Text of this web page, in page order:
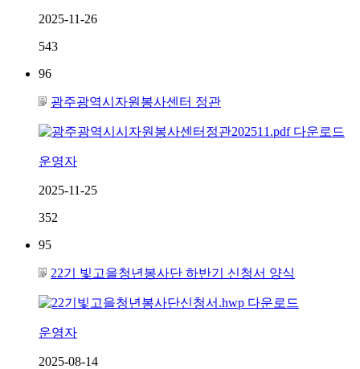
2025-11-26
543
96
광주광역시자원봉사센터 정관
운영자
2025-11-25
352
95
22기 빛고을청년봉사단 하반기 신청서 양식
운영자
2025-08-14